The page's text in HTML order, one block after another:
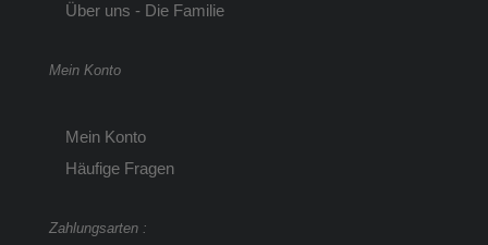
Über uns - Die Familie
Mein Konto
Mein Konto
Häufige Fragen
Zahlungsarten :